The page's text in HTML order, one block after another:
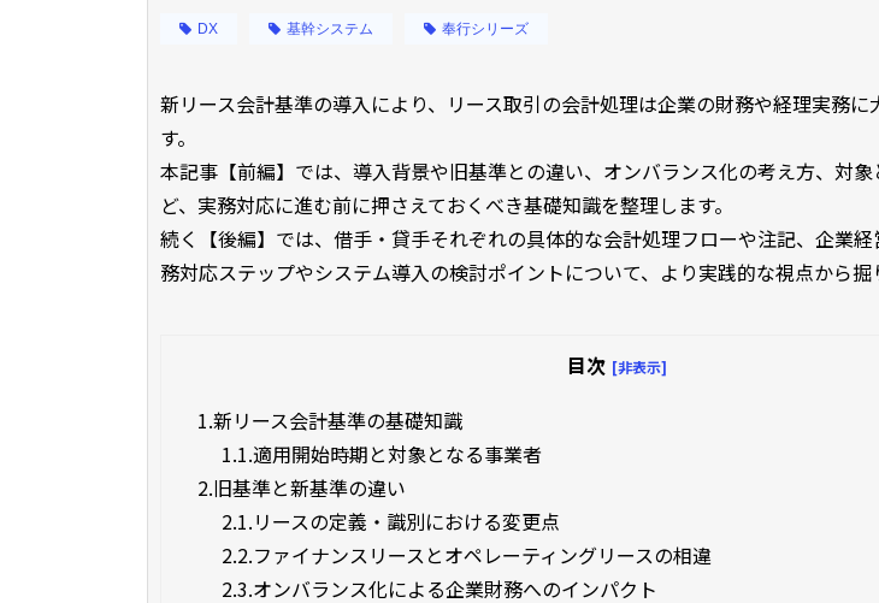
DX 基幹システム 奉行シリーズ
新リース会計基準の導入により、リース取引の会計処理は企業の財務や経理実務に
す。
本記事【前編】では、導入背景や旧基準との違い、オンバランス化の考え方、対
ど、実務対応に進む前に押さえておくべき基礎知識を整理します。
続く【後編】では、借手・貸手それぞれの具体的な会計処理フローや注記、企業
務対応ステップやシステム導入の検討ポイントについて、より実践的な視点から掘
目次 [非表示]
1.新リース会計基準の基礎知識
1.1.適用開始時期と対象となる事業者
2.旧基準と新基準の違い
2.1.リースの定義・識別における変更点
2.2.ファイナンスリースとオペレーティングリースの相違
2.3.オンバランス化による企業財務へのインパクト